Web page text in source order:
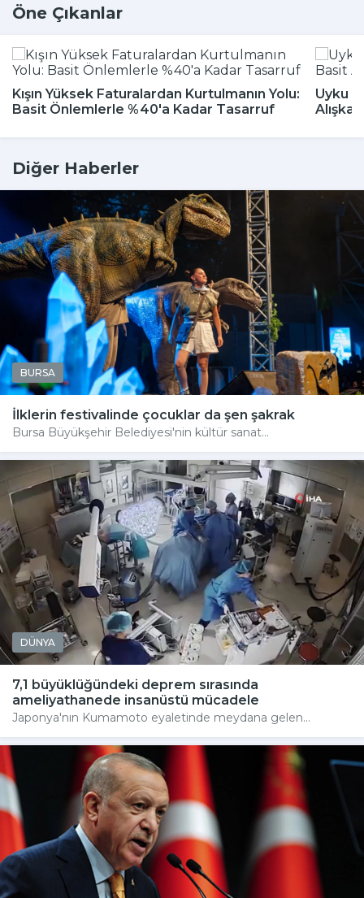
Öne Çıkanlar
Kışın Yüksek Faturalardan Kurtulmanın Yolu:
Basit Önlemlerle %40'a Kadar Tasarruf
Uyku
Diğer Haberler
BURSA
İlklerin festivalinde çocuklar da şen şakrak
Bursa Büyükşehir Belediyesi'nin kültür sanat...
DÜNYA
7,1 büyüklüğündeki deprem sırasında
ameliyathanede insanüstü mücadele
Japonya'nın Kumamoto eyaletinde meydana gelen...